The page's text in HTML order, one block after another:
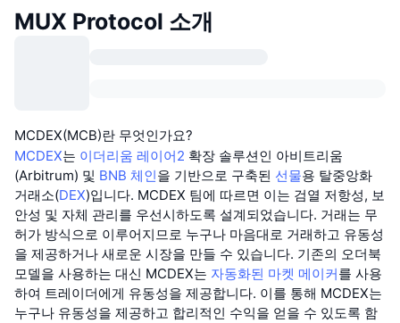
MUX Protocol 소개
MCDEX(MCB)란 무엇인가요?
MCDEX는 이더리움 레이어2 확장 솔루션인 아비트리움
(Arbitrum) 및 BNB 체인을 기반으로 구축된 선물용 탈중앙화
거래소(DEX)입니다. MCDEX 팀에 따르면 이는 검열 저항성, 보
안성 및 자체 관리를 우선시하도록 설계되었습니다. 거래는 무
허가 방식으로 이루어지므로 누구나 마음대로 거래하고 유동성
을 제공하거나 새로운 시장을 만들 수 있습니다. 기존의 오더북
모델을 사용하는 대신 MCDEX는 자동화된 마켓 메이커를 사용
하여 트레이더에게 유동성을 제공합니다. 이를 통해 MCDEX는
누구나 유동성을 제공하고 합리적인 수익을 얻을 수 있도록 함